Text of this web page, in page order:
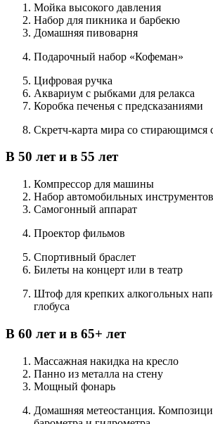
Мойка высокого давления
Набор для пикника и барбекю
Домашняя пивоварня
Подарочный набор «Кофеман»
Цифровая ручка
Аквариум с рыбками для релакса
Коробка печенья с предсказаниями
Скретч-карта мира со стирающимся
В 50 лет и в 55 лет
Компрессор для машины
Набор автомобильных инструментов
Самогонный аппарат
Проектор фильмов
Спортивный браслет
Билеты на концерт или в театр
Штоф для крепких алкогольных
глобуса
В 60 лет и в 65+ лет
Массажная накидка на кресло
Панно из металла на стену
Мощный фонарь
Домашняя метеостанция.